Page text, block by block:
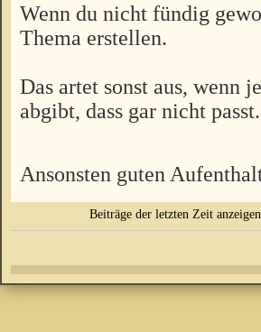
Wenn du nicht fündig
Thema erstellen.
Das artet sonst aus, wenn
abgibt, dass gar nicht passt.
Ansonsten guten
Beiträge der letzten Zeit